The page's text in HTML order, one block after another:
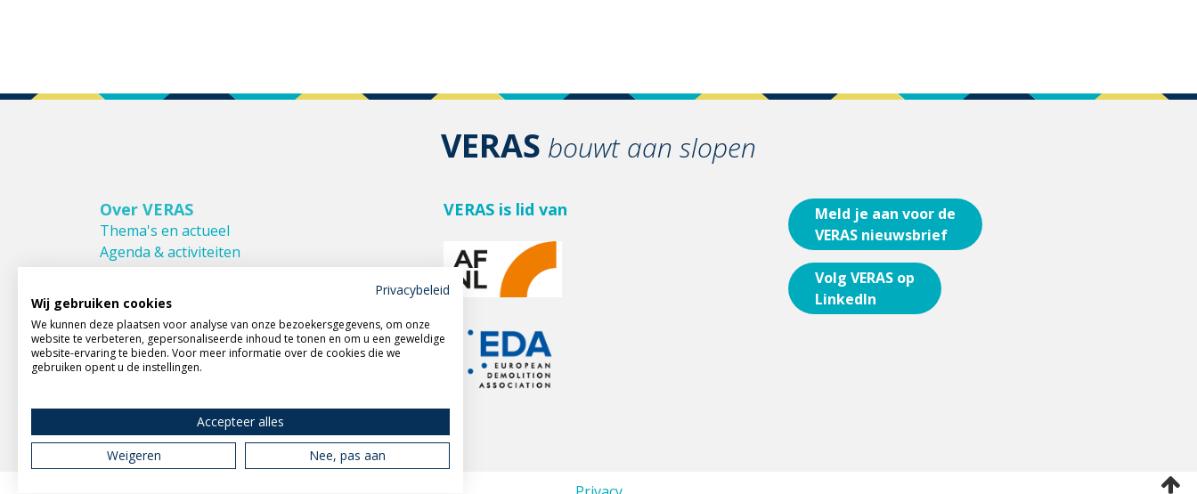
VERAS bouwt aan slopen
Over VERAS
Thema's en actueel
Agenda & activiteiten
Bestuur & Commissies
Leden van VERAS
Donateurs van VERAS
Huishoudelijk reglement
VERAS is lid van
Meld je aan voor de
VERAS nieuwsbrief
Volg VERAS op
LinkedIn
Privacybeleid
Wij gebruiken cookies
We kunnen deze plaatsen voor analyse van onze bezoekersgegevens, om onze
website te verbeteren, gepersonaliseerde inhoud te tonen en om u een geweldige
website-ervaring te bieden. Voor meer informatie over de cookies die we
gebruiken opent u de instellingen.
Accepteer alles
Weigeren
Nee, pas aan